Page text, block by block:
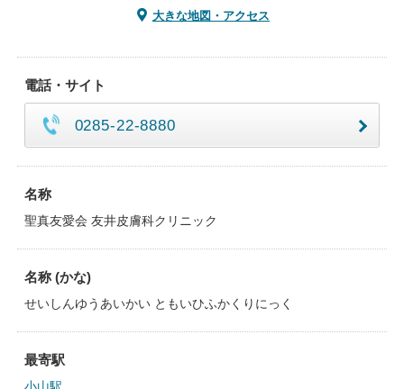
大きな地図・アクセス
電話・サイト
0285-22-8880
名称
聖真友愛会 友井皮膚科クリニック
名称 (かな)
せいしんゆうあいかい ともいひふかくりにっく
最寄駅